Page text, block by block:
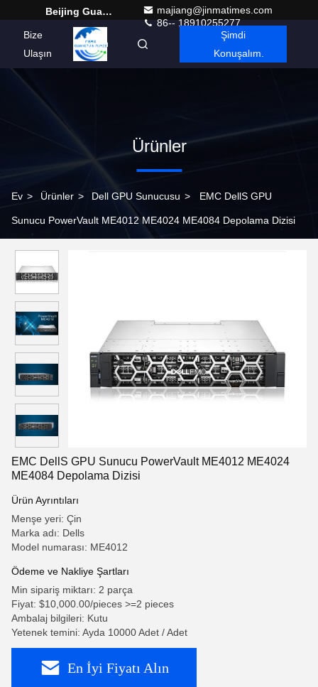
Beijing Guangtian Runze Technology Co., Ltd.
majiang@jinmatimes.com
86-- 18910255277
Bize
Ulaşın
Turkish
Şimdi
Konuşalım.
Ürünler
Ev > Ürünler > Dell GPU Sunucusu > EMC DellS GPU
Sunucu PowerVault ME4012 ME4024 ME4084 Depolama Dizisi
EMC DellS GPU Sunucu PowerVault ME4012 ME4024
ME4084 Depolama Dizisi
Ürün Ayrıntıları
Menşe yeri: Çin
Marka adı: Dells
Model numarası: ME4012
Ödeme ve Nakliye Şartları
Min sipariş miktarı: 2 parça
Fiyat: $10,000.00/pieces >=2 pieces
Ambalaj bilgileri: Kutu
Yetenek temini: Ayda 10000 Adet / Adet
En İyi Fiyatı Alın